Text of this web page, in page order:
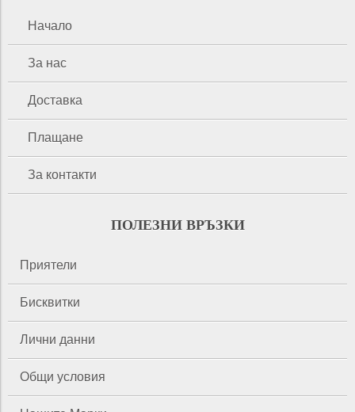
Начало
За нас
Доставка
Плащане
За контакти
ПОЛЕЗНИ ВРЪЗКИ
Приятели
Бисквитки
Лични данни
Общи условия